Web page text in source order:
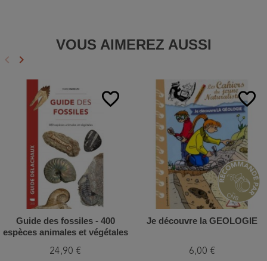
VOUS AIMEREZ AUSSI
Précédent
keyboard_arrow_left Suivant
keyboard_arrow_right
favorite_border
Guide des fossiles - 400
espèces animales et végétales
24,90 €
favorite_border
Je découvre la GEOLOGIE
6,00 €